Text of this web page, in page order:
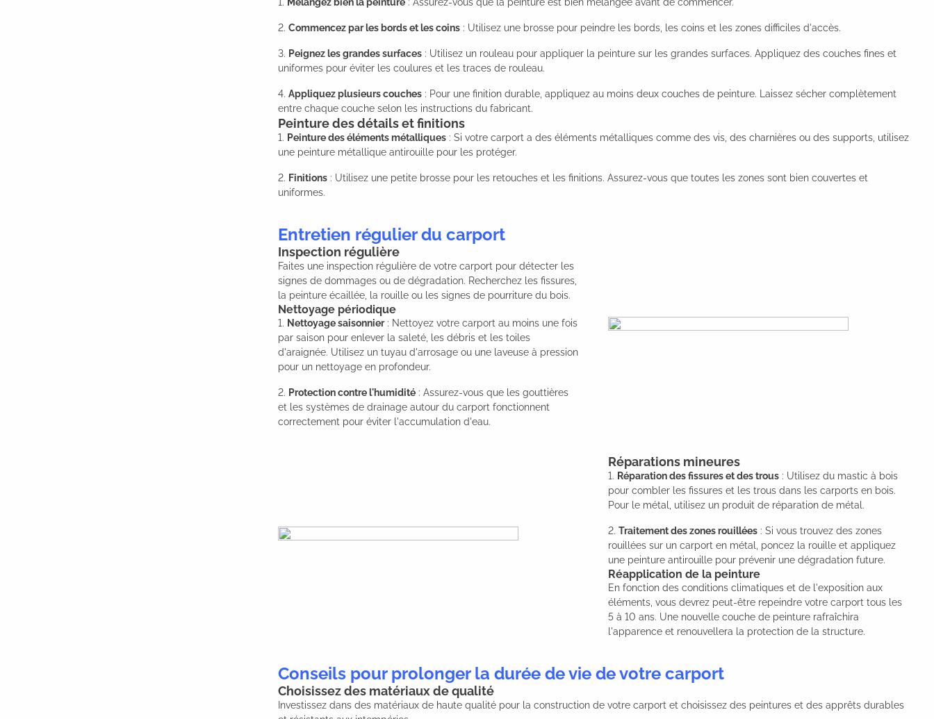
2. Commencez par les bords et les coins : Utilisez une brosse pour peindre les bords, les coins et les zones difficiles d'accès.
3. Peignez les grandes surfaces : Utilisez un rouleau pour appliquer la peinture sur les grandes surfaces. Appliquez des couches fines et
uniformes pour éviter les coulures et les traces de rouleau.
4. Appliquez plusieurs couches : Pour une finition durable, appliquez au moins deux couches de peinture. Laissez sécher complètement
entre chaque couche selon les instructions du fabricant.
Peinture des détails et finitions
1. Peinture des éléments métalliques : Si votre carport a des éléments métalliques comme des vis, des charnières ou des supports, utilisez
une peinture métallique antirouille pour les protéger.
2. Finitions : Utilisez une petite brosse pour les retouches et les finitions. Assurez-vous que toutes les zones sont bien couvertes et
uniformes.
Entretien régulier du carport
Inspection régulière
Faites une inspection régulière de votre carport pour détecter les
signes de dommages ou de dégradation. Recherchez les fissures,
la peinture écaillée, la rouille ou les signes de pourriture du bois.
Nettoyage périodique
1. Nettoyage saisonnier: Nettoyez votre carport au moins une fois
par saison pour enlever la saleté, les débris et les toiles
d'araignée. Utilisez un tuyau d'arrosage ou une laveuse à pression
pour un nettoyage en profondeur.
2. Protection contre l'humidité : Assurez-vous que les gouttières
et les systèmes de drainage autour du carport fonctionnent
correctement pour éviter l'accumulation d'eau.
Réparations mineures
1. Réparation des fissures et des trous : Utilisez du mastic à bois
pour combler les fissures et les trous dans les carports en bois.
Pour le métal, utilisez un produit de réparation de métal.
2. Traitement des zones rouillées : Si vous trouvez des zones
rouillées sur un carport en métal, poncez la rouille et appliquez
une peinture antirouille pour prévenir une dégradation future.
Réapplication de la peinture
En fonction des conditions climatiques et de l'exposition aux
éléments, vous devrez peut-être repeindre votre carport tous les
5 à 10 ans. Une nouvelle couche de peinture rafraîchira
l'apparence et renouvellera la protection de la structure.
Conseils pour prolonger la durée de vie de votre carport
Choisissez des matériaux de qualité
Investissez dans des matériaux de haute qualité pour la construction de votre carport et choisissez des peintures et des apprêts durables